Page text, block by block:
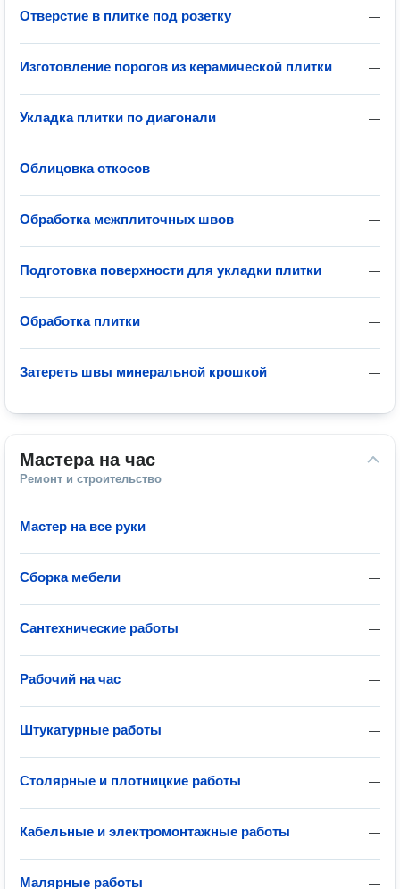
—
Отверстие в плитке под розетку
—
Изготовление порогов из керамической плитки
—
Укладка плитки по диагонали
—
Облицовка откосов
—
Обработка межплиточных швов
—
Подготовка поверхности для укладки плитки
—
Обработка плитки
—
Затереть швы минеральной крошкой
Мастера на час
Ремонт и строительство
—
Мастер на все руки
—
Сборка мебели
—
Сантехнические работы
—
Рабочий на час
—
Штукатурные работы
—
Столярные и плотницкие работы
—
Кабельные и электромонтажные работы
—
Малярные работы